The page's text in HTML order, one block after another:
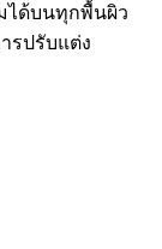
มได้บนทุกพื้นผิว
รปรับแต่ง